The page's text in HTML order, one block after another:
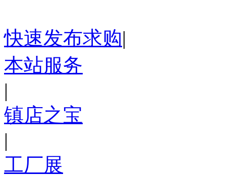
快速发布求购|
本站服务
|
镇店之宝
|
工厂展